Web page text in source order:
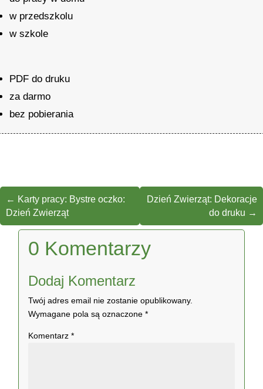
w przedszkolu
w szkole
PDF do druku
za darmo
bez pobierania
← Karty pracy: Bystre oczko:
Dzień Zwierząt
Dzień Zwierząt: Dekoracje
do druku →
0 Komentarzy
Dodaj Komentarz
Twój adres email nie zostanie opublikowany.
Wymagane pola są oznaczone*
Komentarz*